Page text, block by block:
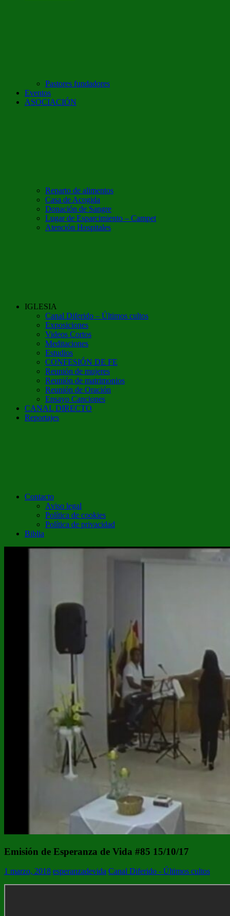
Pastores fundadores
Eventos
ASOCIACIÓN
Reparto de alimentos
Casa de Acogida
Donación de Sangre
Lugar de Esparcimiento – Campet
Atención Hospitales
IGLESIA
Canal Diferido – Últimos cultos
Exposiciones
Videos Cortos
Meditaciones
Estudios
CONFESIÓN DE FE
Reunión de mujeres
Reunión de matrimonios
Reunión de Oración
Ensayo Canciones
CANAL DIRECTO
Reportajes
Contacto
Aviso legal
Política de cookies
Política de privacidad
Biblia
Emisión de Esperanza de Vida #85 15/10/17
1 marzo, 2018 esperanzadevida Canal Diferido - Últimos cultos